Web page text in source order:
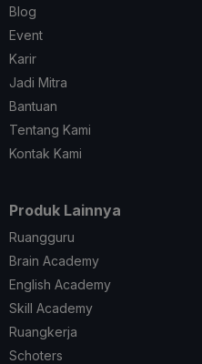
Blog
Event
Karir
Jadi Mitra
Bantuan
Tentang Kami
Kontak Kami
Produk Lainnya
Ruangguru
Brain Academy
English Academy
Skill Academy
Ruangkerja
Schoters